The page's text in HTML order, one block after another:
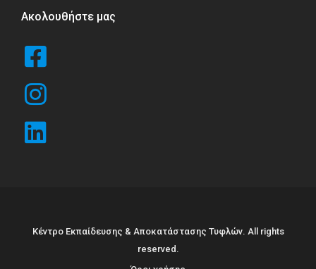
Ακολουθήστε μας
Κέντρο Εκπαίδευσης & Αποκατάστασης Τυφλών. All rights
reserved.